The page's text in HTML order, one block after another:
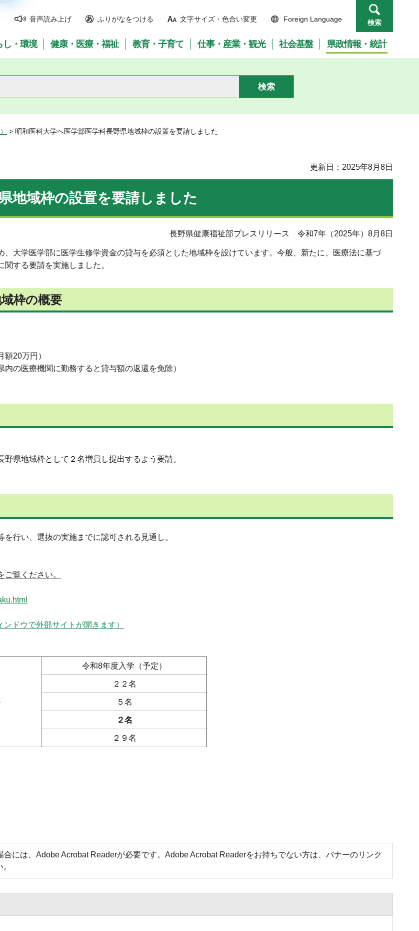
音声読み上げ ふりがなをつける 文字サイズ・色合い変更 Foreign Language 検索
し・環境 健康・医療・福祉 教育・子育て 仕事・産業・観光 社会基盤 県政情報・統計
> 昭和医科大学へ医学部医学科長野県地域枠の設置を要請しました
更新日：2025年8月8日
地域枠の設置を要請しました
長野県健康福祉部プレスリリース 令和7年（2025年）8月8日
大学医学部に医学生修学資金の貸与を必須とした地域枠を設けています。今般、新たに、医療法に基づ
する要請を実施しました。
枠の概要
20万円）
の医療機関に勤務すると貸与額の返還を免除）
県地域枠として２名増員し提出するよう要請。
行い、選抜の実施までに認可される見通し。
覧ください。
ドウで外部サイトが開きます）
令和8年度入学（予定）
２２名
５名
２名
２９名
には、Adobe Acrobat Readerが必要です。Adobe Acrobat Readerをお持ちでない方は、バナーのリンク